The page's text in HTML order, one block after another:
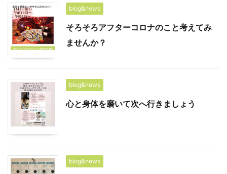
blog&news
そろそろアフターコロナのこと考えてみ
ませんか？
blog&news
心と身体を磨いて次へ行きましょう
blog&news